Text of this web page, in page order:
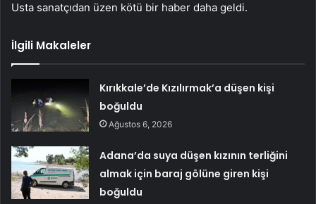
Usta sanatçıdan üzen kötü bir haber daha geldi.
İlgili Makaleler
Kırıkkale’de Kızılırmak’a düşen kişi
boğuldu
Ağustos 6, 2026
Adana’da suya düşen kızının terliğini
almak için baraj gölüne giren kişi
boğuldu